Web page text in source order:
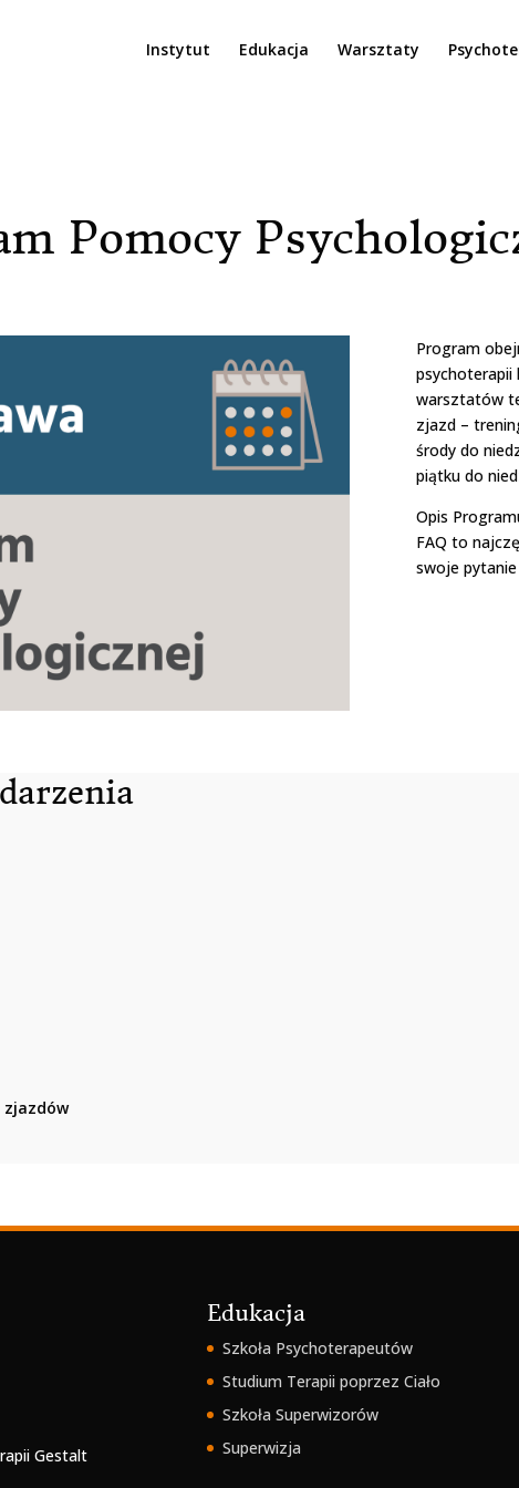
Instytut Edukacja Warsztaty
Pomocy
Program
warsztatów
zjazd –
środy do
piątku do
Opis
FAQ to
swoje
zjazdów
Gestalt
Edukacja
Szkoła Psychoterapeutów
Studium Terapii poprzez Ciało
Szkoła Superwizorów
Superwizja